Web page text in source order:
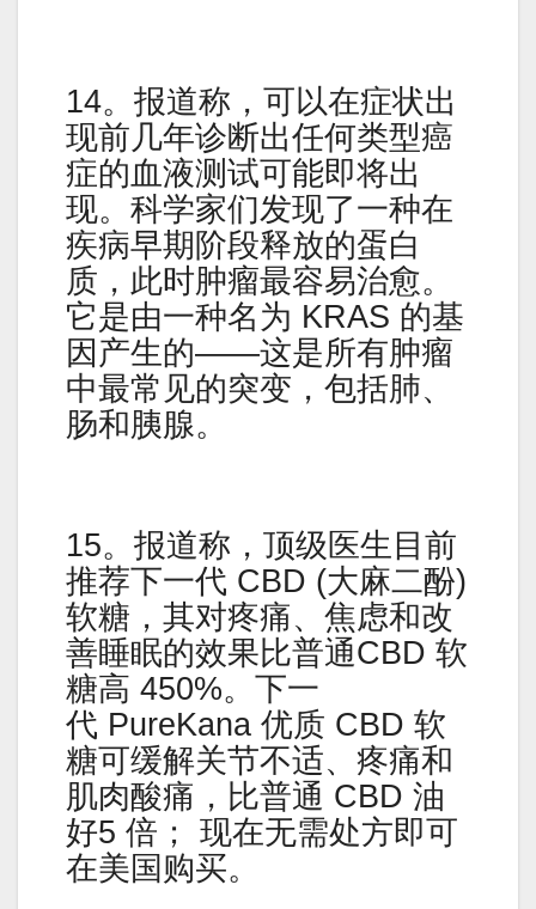
14。报道称，可以在症状出
现前几年诊断出任何类型癌
症的血液测试可能即将出
现。科学家们发现了一种在
疾病早期阶段释放的蛋白
质，此时肿瘤最容易治愈。
它是由一种名为 KRAS 的基
因产生的——这是所有肿瘤
中最常见的突变，包括肺、
肠和胰腺。
15。报道称，顶级医生目前
推荐下一代 CBD (大麻二酚)
软糖，其对疼痛、焦虑和改
善睡眠的效果比普通CBD 软
糖高 450%。下一
代 PureKana 优质 CBD 软
糖可缓解关节不适、疼痛和
肌肉酸痛，比普通 CBD 油
好5 倍； 现在无需处方即可
在美国购买。